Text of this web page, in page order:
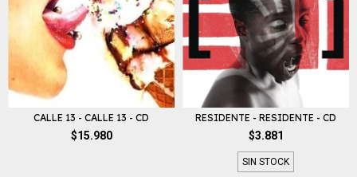
CALLE 13 - CALLE 13 - CD
$15.980
RESIDENTE - RESIDENTE - CD
$3.881
SIN STOCK